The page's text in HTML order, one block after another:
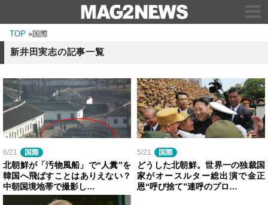
TOP »国際
新井田実志の記事一覧
6/21 国際
北朝鮮が「汚物風船」で“人糞”を
韓国へ飛ばすことはありえない？
中朝国境地帯で撮影し…
5/21 国際
どうした北朝鮮。世界一の独裁国
家がオースルター総出演で金正
恩“呼び捨て”連呼のプロ…